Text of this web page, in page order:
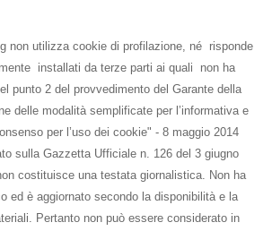
non utilizza cookie di profilazione, né risponde
installati da terze parti ai quali non ha
punto 2 del provvedimento del Garante della
delle modalità semplificate per l’informativa e
per l’uso dei cookie" - 8 maggio 2014
sulla Gazzetta Ufficiale n. 126 del 3 giugno
costituisce una testata giornalistica. Non ha
ed è aggiornato secondo la disponibilità e la
Pertanto non può essere considerato in